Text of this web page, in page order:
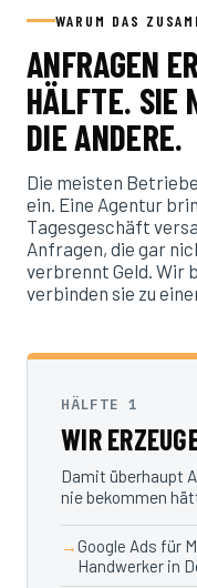
WARUM DAS
ANFRAGEN
HÄLFTE. SIE
DIE ANDERE.
Die meisten
ein. Eine Agentur
Tagesgeschäft
Anfragen, die gar
verbrennt Geld. Wir
verbinden sie zu
HÄLFTE 1
WIR
Damit überhaupt
nie bekommen
Google Ads für
Handwerker in